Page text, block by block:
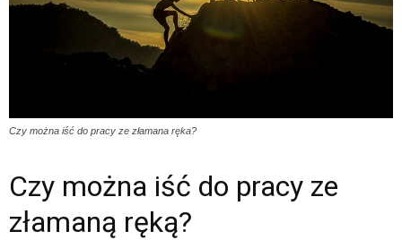
Czy można iść do pracy ze złamana ręka?
Czy można iść do pracy ze
złamaną ręką?